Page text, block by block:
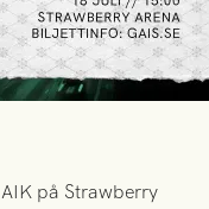
på Strawberry